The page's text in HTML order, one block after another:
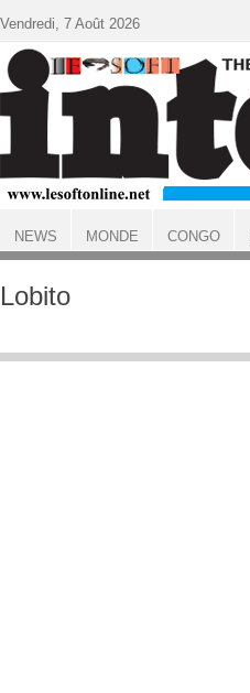
ACCUEIL
Lobito
Vendredi, 7 Août 2026
NEWS MONDE CONGO